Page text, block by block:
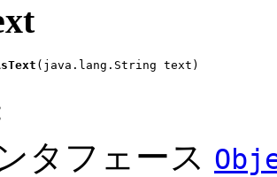
(java.lang.String text)
タフェース